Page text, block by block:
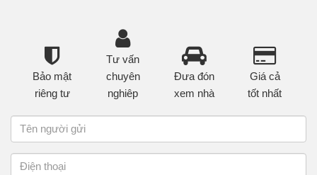
Bảo mật
riêng tư
Tư vấn
chuyên
nghiêp
Đưa đón
xem nhà
Giá cả
tốt nhất